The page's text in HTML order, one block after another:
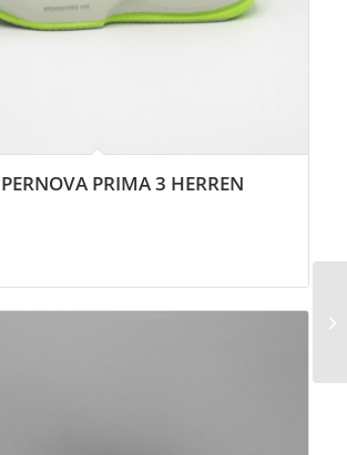
PRIMA 3 HERREN